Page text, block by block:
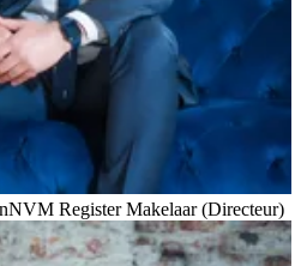
NVM Register Makelaar (Directeur)